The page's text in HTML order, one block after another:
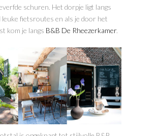
schuren. Het dorpje ligt langs
leuke fietsroutes en als je door het
kom je langs B&B De Rheezerkamer.